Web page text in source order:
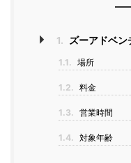
1. ズーアドベン
1.1. 場所
1.2. 料金
1.3. 営業時間
1.4. 対象年齢